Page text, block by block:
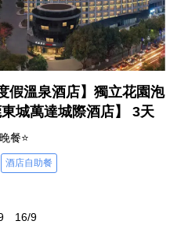
假溫泉酒店】獨立花園泡
城萬達城際酒店】 3天
餐⭐
酒店自助餐
16/9